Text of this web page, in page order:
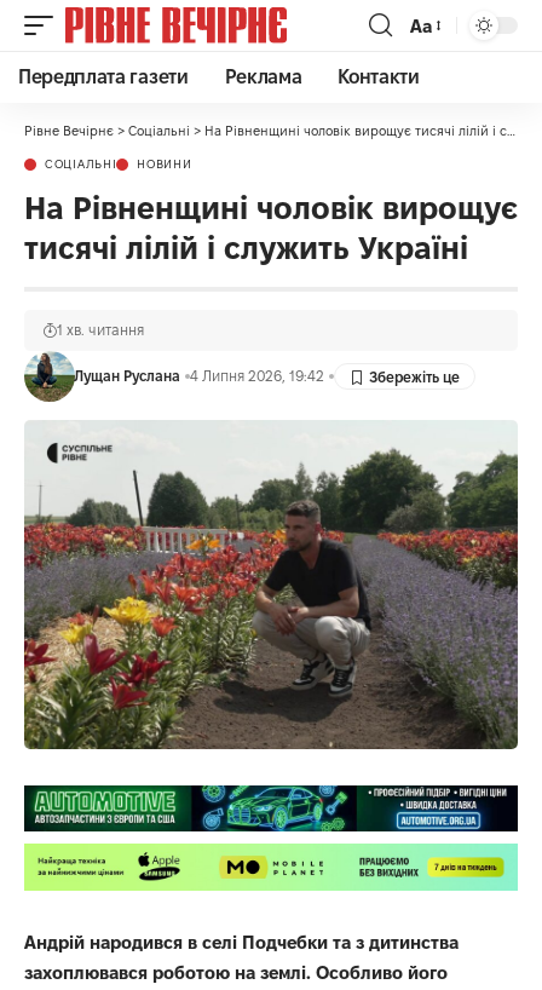
Аа
Передплата газети Реклама Контакти
Рівне Вечірнє > Соціальні > На Рівненщині чоловік вирощує тисячі лілій і служить Україні
СОЦІАЛЬНІ НОВИНИ
На Рівненщині чоловік вирощує
тисячі лілій і служить Україні
Лущан Руслана 4 Липня 2026, 19:42
1 хв. читання
Андрій народився в селі Подчебки та з дитинства
захоплювався роботою на землі. Особливо його